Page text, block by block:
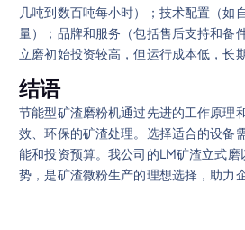
几吨到数百吨每小时）；技术配置（如
量）；品牌和服务（包括售后支持和备
立磨初始投资较高，但运行成本低，长
结语
节能型矿渣磨粉机通过先进的工作原理
效、环保的矿渣处理。选择适合的设备
能和投资预算。我公司的LM矿渣立式
势，是矿渣微粉生产的理想选择，助力